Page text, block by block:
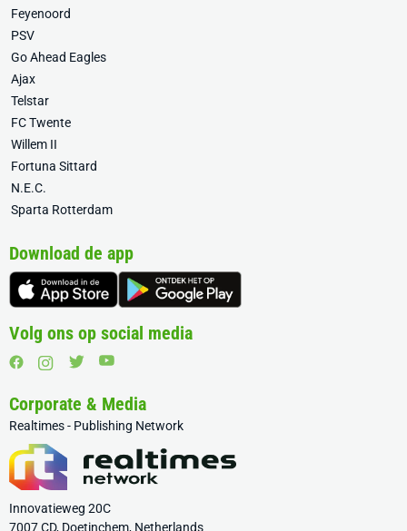
Feyenoord
PSV
Go Ahead Eagles
Ajax
Telstar
FC Twente
Willem II
Fortuna Sittard
N.E.C.
Sparta Rotterdam
Download de app
Volg ons op social media
Corporate & Media
Realtimes - Publishing Network
Innovatieweg 20C
7007 CD, Doetinchem, Netherlands